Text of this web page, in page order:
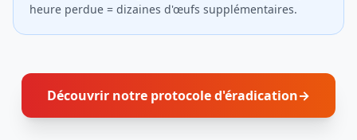
heure perdue = dizaines d'œufs supplémentaires.
Découvrir notre protocole d'éradication→